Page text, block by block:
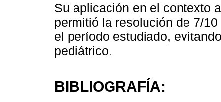
Su aplicación en el contexto
permitió la resolución de 7/
el período estudiado,
pediátrico.
BIBLIOGRAFÍA: